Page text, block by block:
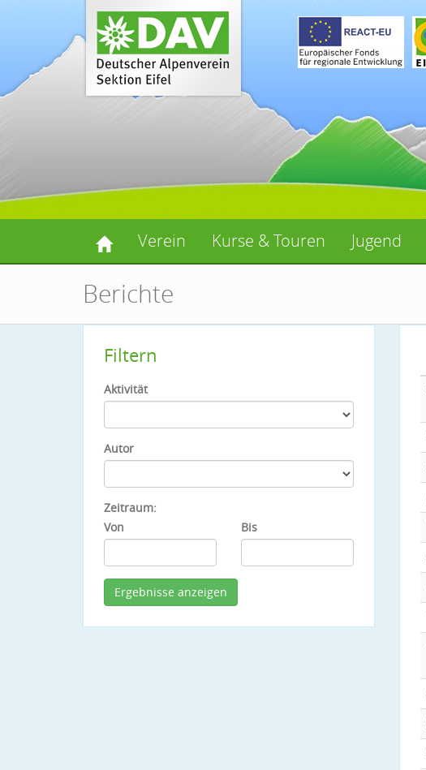
Verein Kurse & Touren Jugend
Berichte
Filtern
Aktivität
Autor
Zeitraum:
Von
Bis